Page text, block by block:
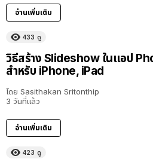
อ่านเพิ่มเติม
433 ดู
วิธีสร้าง Slideshow ในแอป
สำหรับ iPhone, iPad
โดย Sasithakan Sritonthip
3 วันที่แล้ว
อ่านเพิ่มเติม
423 ดู